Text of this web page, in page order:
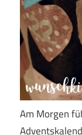
Am Morgen